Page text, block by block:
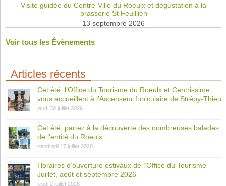
Visite guidée du Centre-Ville du Roeulx et dégustation à la
brasserie St Feuillien
13 septembre 2026
Voir tous les Évènements
Articles récents
Cet été, l’Office du Tourisme du Roeulx et Centrissime
vous accueillent à l’Ascenseur funiculaire de Strépy-Thieu
jeudi 30 juillet 2026
Cet été, partez à la découverte des nombreuses balades
de l’entité du Roeulx
vendredi 17 juillet 2026
Horaires d’ouverture estivaux de l’Office du Tourisme –
Juillet, août et septembre 2026
jeudi 2 juillet 2026